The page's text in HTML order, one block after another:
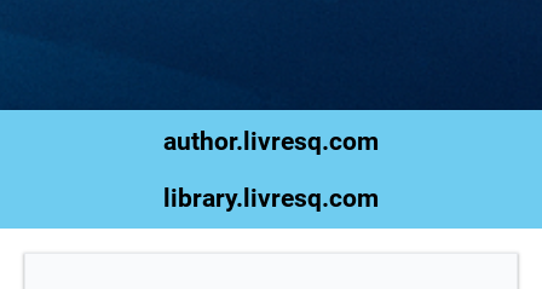
author.livresq.com
library.livresq.com